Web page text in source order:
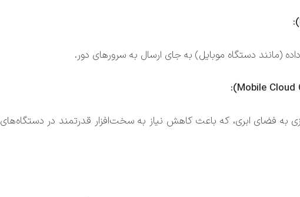
(مانند دستگاه موبایل) به جای ارسال به سرورهای دور.
به فضای ابری، که باعث کاهش نیاز به سخت‌افزار قدرتمند در دستگاه‌های